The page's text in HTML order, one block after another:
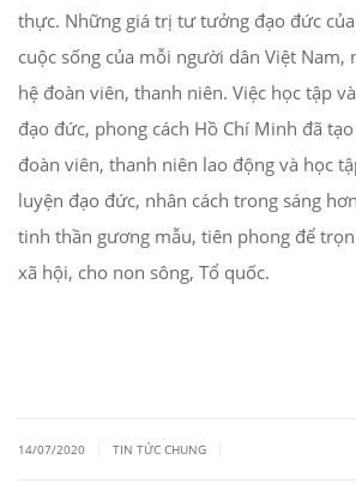
thực. Những giá trị tư tưởng đạo đức
cuộc sống của mỗi người dân Việt Nam,
hệ đoàn viên, thanh niên. Việc học tập
đạo đức, phong cách Hồ Chí Minh đã
đoàn viên, thanh niên lao động và học
luyện đạo đức, nhân cách trong sáng
tinh thần gương mẫu, tiên phong để
xã hội, cho non sông, Tổ quốc.
14/07/2020 TIN TỨC CHUNG